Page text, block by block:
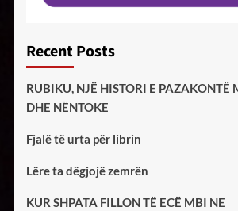
Recent Posts
RUBIKU, NJË HISTORI E PAZAKONTË
DHE NËNTOKE
Fjalë të urta për librin
Lëre ta dëgjojë zemrën
KUR SHPATA FILLON TË ECË MBI NE